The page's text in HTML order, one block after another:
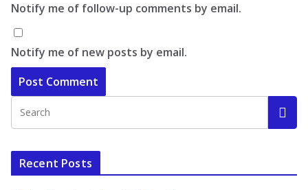
Notify me of follow-up comments by email.
Notify me of new posts by email.
Recent Posts